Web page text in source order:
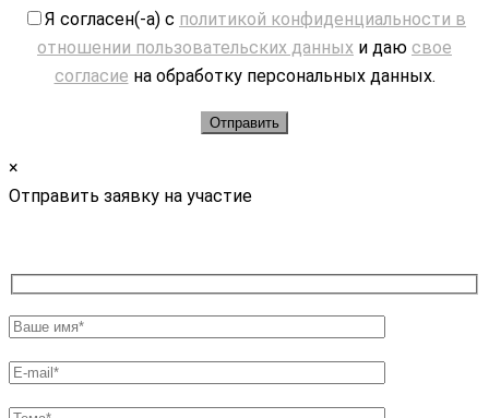
Я согласен(-а) с политикой конфиденциальности в
отношении пользовательских данных и даю свое
согласие на обработку персональных данных.
×
Отправить заявку на участие